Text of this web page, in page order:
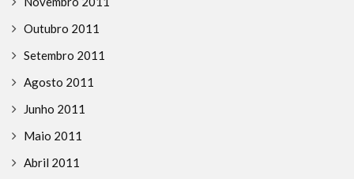
Outubro 2011
Setembro 2011
Agosto 2011
Junho 2011
Maio 2011
Abril 2011